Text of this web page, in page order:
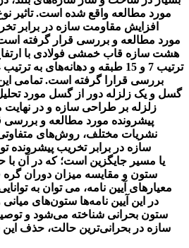
مورد مطالعه واقع شده است. تاثیر
افزایش مقاومت سازه در برابر
مورد مطالعه و بررسی قرار گرفته
بررسی قرارا گرفته است. تمامی
گسل و یک زلزله دور از گسل مورد
زلزله بر طراحی سازه و در نهایت
پیشرونده مورد مطالعه و بررسی
نشریات مختلف، روش‌های
سازه در برابر تخریب پیشرونده
ستون و مقایسه میزان دوران
معیارهای آیین نامه، می توان به
در این آیین نامه‌ها ستون‌های
ستون بحرانی شناخته می‌شود و
سازه در بحرانی‌ترین حالت، حذف